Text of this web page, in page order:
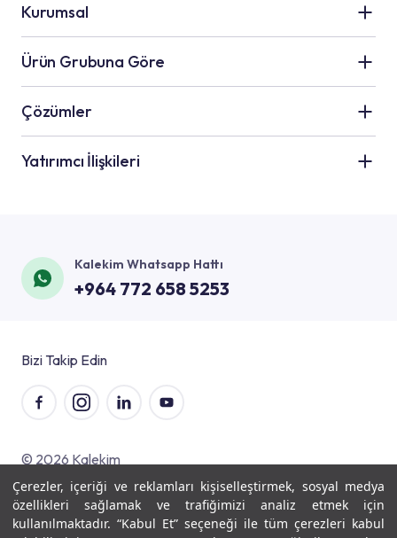
Çerezler, içeriği ve reklamları kişiselleştirmek, sosyal medya
özellikleri sağlamak ve trafiğimizi analiz etmek için
kullanılmaktadır. “Kabul Et” seçeneği ile tüm çerezleri kabul
Kurumsal
Kale Grubu
Hakkımızda
İnsan Kaynakları
Haberler ve Duyurular
Blog
Basılı Materyaller
Ürün Grubuna Göre
Seramik Uygulamaları
Su Yalıtım Uygulamaları
Teknik Uygulamalar
Isı Yalıtım Uygulamaları
Visuelle Dünyası
Çözümler
Banyo
Balkon ve Teras
Zemin
Dış Cephe
Bodrum ve Temel
Yatırımcı İlişkileri
Kurumsal Yönetim
Kalekim Whatsapp Hattı
+964 772 658 5253
Bizi Takip Edin
© 2026 Kalekim
Kişisel Verilerin Korunması
Bilgi Toplumu Hizmetleri